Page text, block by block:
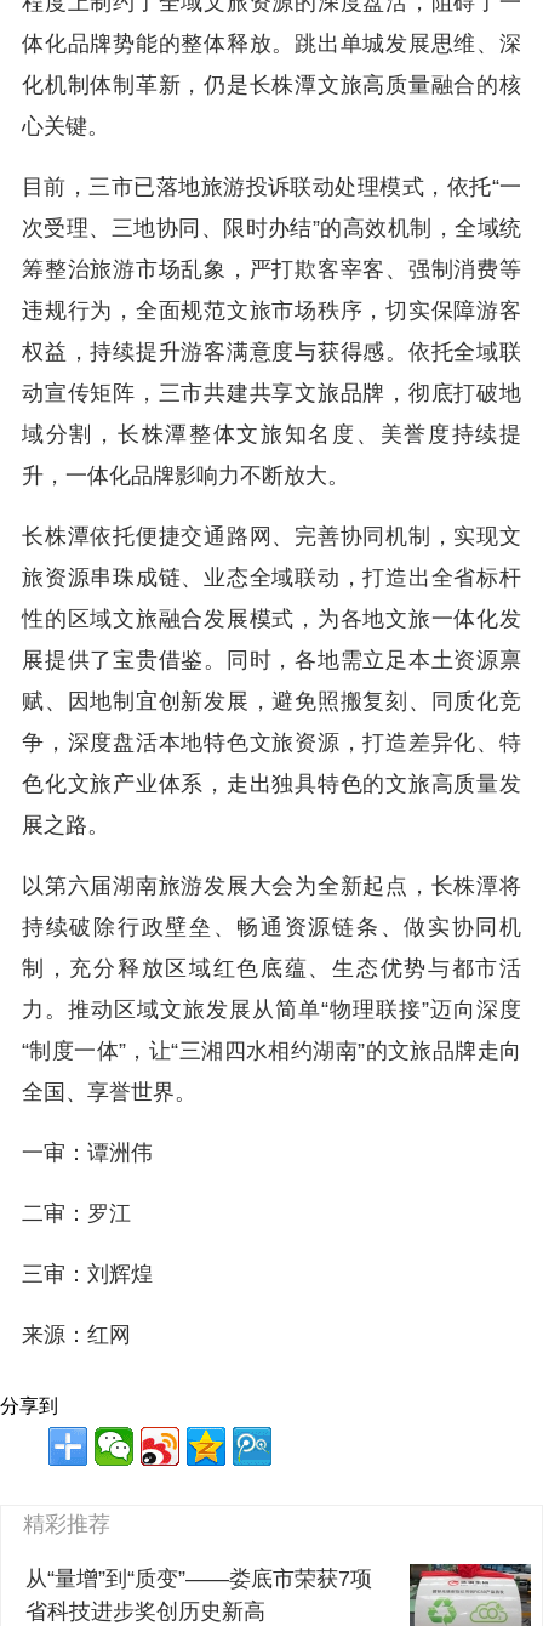
体化品牌势能的整体释放。跳出单城发展思维、深
化机制体制革新，仍是长株潭文旅高质量融合的核
心关键。
目前，三市已落地旅游投诉联动处理模式，依托“一
次受理、三地协同、限时办结”的高效机制，全域统
筹整治旅游市场乱象，严打欺客宰客、强制消费等
违规行为，全面规范文旅市场秩序，切实保障游客
权益，持续提升游客满意度与获得感。依托全域联
动宣传矩阵，三市共建共享文旅品牌，彻底打破地
域分割，长株潭整体文旅知名度、美誉度持续提
升，一体化品牌影响力不断放大。
长株潭依托便捷交通路网、完善协同机制，实现文
旅资源串珠成链、业态全域联动，打造出全省标杆
性的区域文旅融合发展模式，为各地文旅一体化发
展提供了宝贵借鉴。同时，各地需立足本土资源禀
赋、因地制宜创新发展，避免照搬复刻、同质化竞
争，深度盘活本地特色文旅资源，打造差异化、特
色化文旅产业体系，走出独具特色的文旅高质量发
展之路。
以第六届湖南旅游发展大会为全新起点，长株潭将
持续破除行政壁垒、畅通资源链条、做实协同机
制，充分释放区域红色底蕴、生态优势与都市活
力。推动区域文旅发展从简单“物理联接”迈向深度
“制度一体”，让“三湘四水相约湖南”的文旅品牌走向
全国、享誉世界。
一审：谭洲伟
二审：罗江
三审：刘辉煌
来源：红网
分享到
精彩推荐
从“量增”到“质变”——娄底市荣获7项
省科技进步奖创历史新高